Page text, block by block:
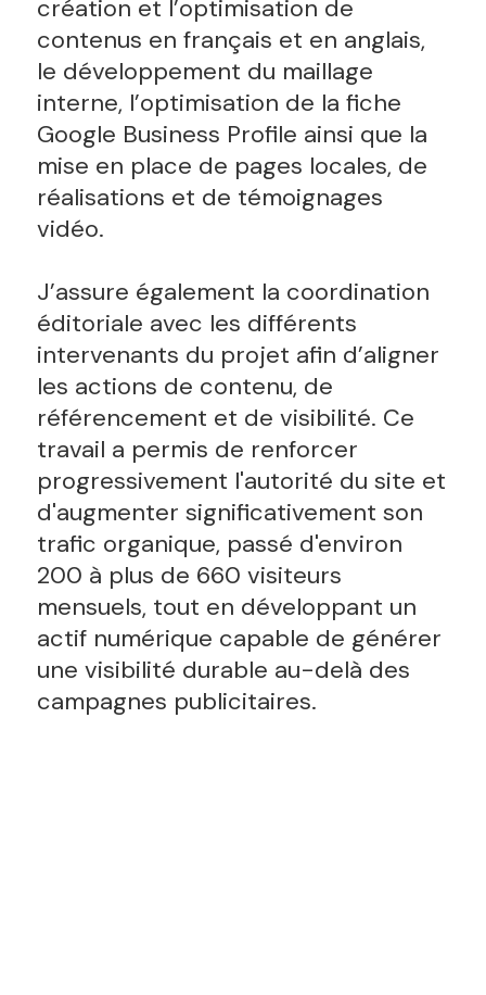
création et l’optimisation de
contenus en français et en anglais,
le développement du maillage
interne, l’optimisation de la fiche
Google Business Profile ainsi que la
mise en place de pages locales, de
réalisations et de témoignages
vidéo.
J’assure également la coordination
éditoriale avec les différents
intervenants du projet afin d’aligner
les actions de contenu, de
référencement et de visibilité. Ce
travail a permis de renforcer
progressivement l'autorité du site et
d'augmenter significativement son
trafic organique, passé d'environ
200 à plus de 660 visiteurs
mensuels, tout en développant un
actif numérique capable de générer
une visibilité durable au-delà des
campagnes publicitaires.